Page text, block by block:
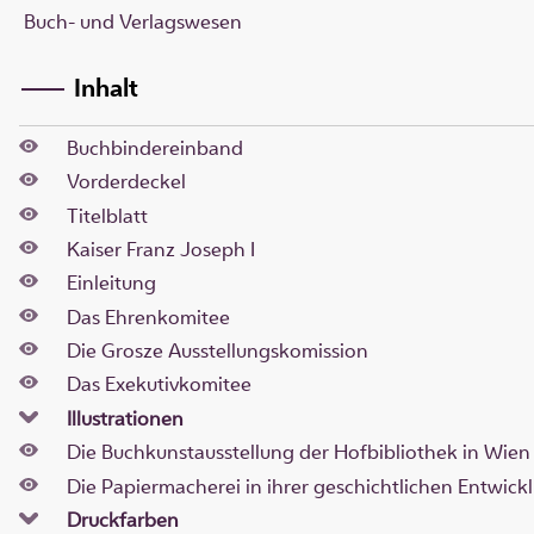
Buch- und Verlagswesen
Inhalt
Buchbindereinband
Vorderdeckel
Titelblatt
Kaiser Franz Joseph I
Einleitung
Das Ehrenkomitee
Die Grosze Ausstellungskomission
Das Exekutivkomitee
Illustrationen
Die Buchkunstausstellung der Hofbibliothek in Wien
Die Papiermacherei in ihrer geschichtlichen
Druckfarben